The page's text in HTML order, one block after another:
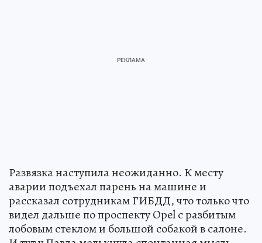
Развязка наступила неожиданно. К месту
аварии подъехал парень на машине и
рассказал сотрудникам ГИБДД, что только что
видел дальше по проспекту Opel с разбитым
лобовым стеклом и большой собакой в салоне.